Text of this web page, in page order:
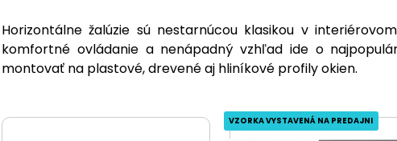
Horizontálne žalúzie sú nestarnúcou klasikou v
komfortné ovládanie a nenápadný vzhľad ide o
montovať na plastové, drevené aj hliníkové profily okien.
VZORKA VYSTAVENÁ NA PREDAJNI